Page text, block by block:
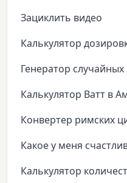
Зациклить видео
Калькулятор
Генератор случайных
Калькулятор Ватт в
Конвертер римских
Какое у меня
Калькулятор